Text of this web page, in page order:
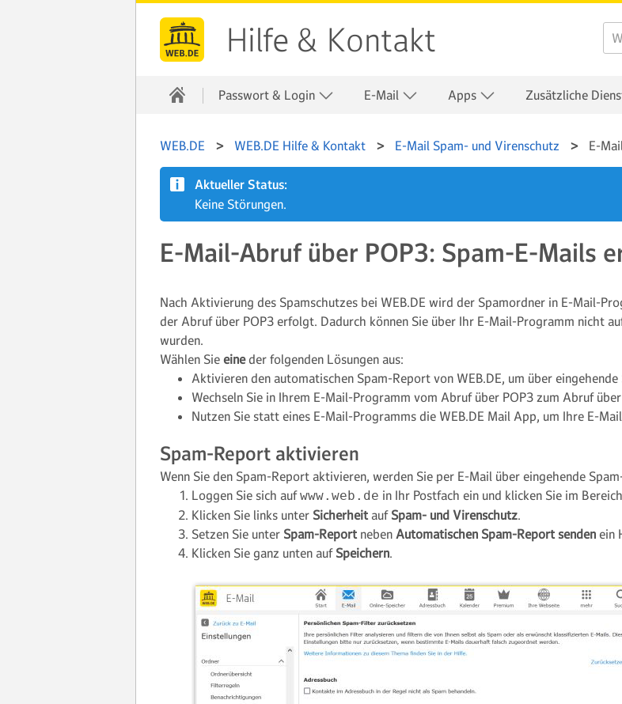
Hilfe & Kontakt
Passwort & Login E-Mail Apps Zusätzliche
WEB.DE WEB.DE Hilfe & Kontakt E-Mail Spam- und Virenschutz E-
Aktueller Status:
Keine Störungen.
E-Mail-Abruf über POP3: Spam-E-Mails
Nach Aktivierung des Spamschutzes bei WEB.DE wird der Spamordner in E-Mail-
der Abruf über POP3 erfolgt. Dadurch können Sie über Ihr E-Mail-Programm nicht
wurden.
Wählen Sie eineder folgenden Lösungen aus:
Aktivieren den automatischen Spam-Report von WEB.DE, um über
Wechseln Sie in Ihrem E-Mail-Programm vom Abruf über POP3 zum Abruf über
Nutzen Sie statt eines E-Mail-Programms die WEB.DE Mail App, um Ihre E-
Spam-Report aktivieren
Wenn Sie den Spam-Report aktivieren, werden Sie per E-Mail über eingehende
Loggen Sie sich aufwww.web.de in Ihr Postfach ein und klicken Sie im
Klicken Sie links unter Sicherheitauf Spam- und Virenschutz.
Setzen Sie unter Spam-Reportneben Automatischen Spam-Report senden ein
Klicken Sie ganz unten auf Speichern.